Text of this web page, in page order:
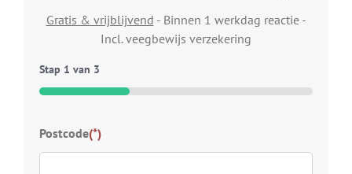
Gratis & vrijblijvend - Binnen 1 werkdag reactie -
Incl. veegbewijs verzekering
Stap 1 van 3
33%
Postcode(*)